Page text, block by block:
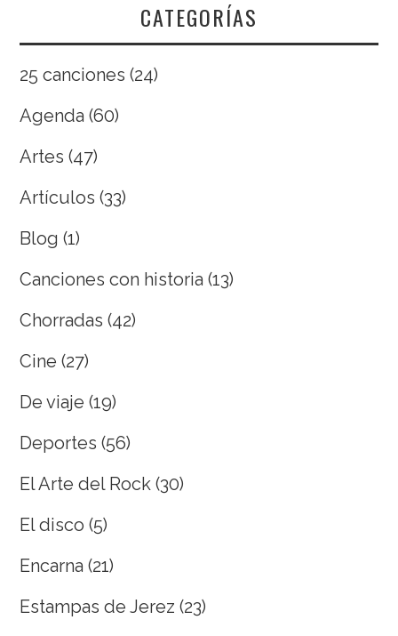
CATEGORÍAS
25 canciones (24)
Agenda (60)
Artes (47)
Artículos (33)
Blog (1)
Canciones con historia (13)
Chorradas (42)
Cine (27)
De viaje (19)
Deportes (56)
El Arte del Rock (30)
El disco (5)
Encarna (21)
Estampas de Jerez (23)